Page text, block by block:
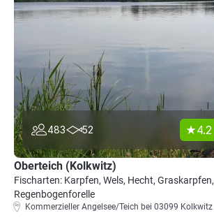
483 52 4.2
Oberteich (Kolkwitz)
Fischarten: Karpfen, Wels, Hecht, Graskarpfen,
Regenbogenforelle
Kommerzieller Angelsee/Teich bei 03099 Kolkwitz